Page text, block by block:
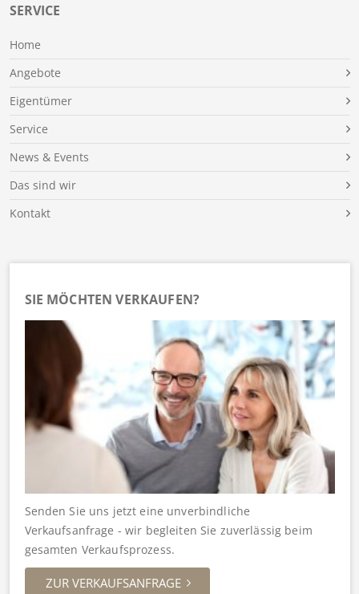
SERVICE
Home
Angebote
Eigentümer
Service
News & Events
Das sind wir
Kontakt
SIE MÖCHTEN VERKAUFEN?
Senden Sie uns jetzt eine unverbindliche
Verkaufsanfrage - wir begleiten Sie zuverlässig beim
gesamten Verkaufsprozess.
ZUR VERKAUFSANFRAGE